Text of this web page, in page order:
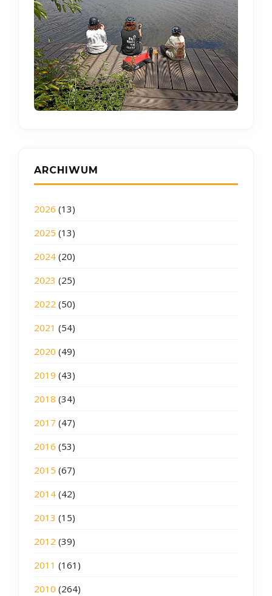
ARCHIWUM
2026 (13)
2025 (13)
2024 (20)
2023 (25)
2022 (50)
2021 (54)
2020 (49)
2019 (43)
2018 (34)
2017 (47)
2016 (53)
2015 (67)
2014 (42)
2013 (15)
2012 (39)
2011 (161)
2010 (264)